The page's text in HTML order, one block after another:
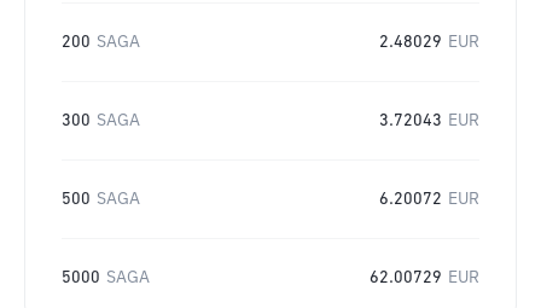
200 SAGA 2.48029 EUR
300 SAGA 3.72043 EUR
500 SAGA 6.20072 EUR
5000 SAGA 62.00729 EUR